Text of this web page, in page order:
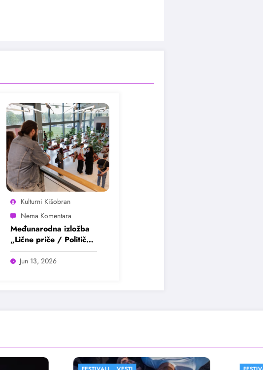
Kulturni Kišobran
Međunarodna izložba
„Lične priče / Političke
realnosti“ otvorena u
Beogradu
Jun 13, 2026